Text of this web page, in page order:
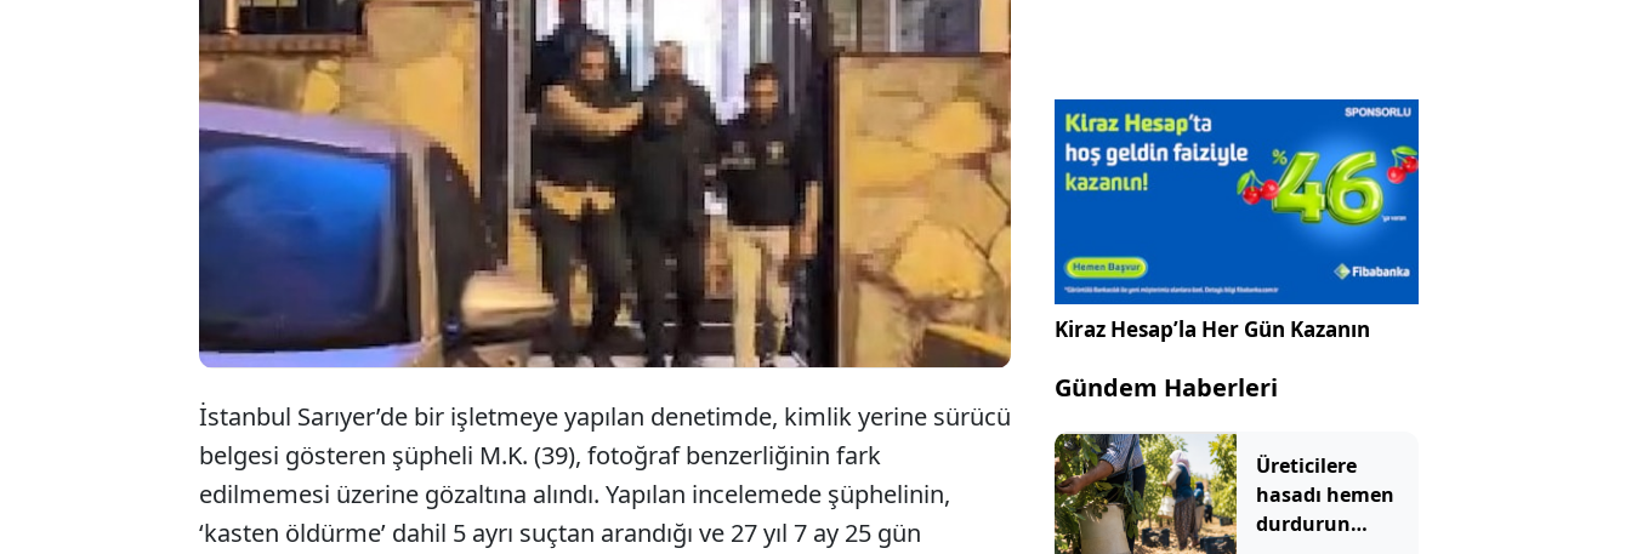
Sarıyer’de denetim sırasında sahte kimlik kullanan
şüphelinin, 2’si ‘kasten öldürme’ olmak üzere 5
suçtan arandığı ortaya çıktı.
İstanbul Sarıyer’de bir işletmeye yapılan denetimde, kimlik yerine sürücü
belgesi gösteren şüpheli M.K. (39), fotoğraf benzerliğinin fark
edilmemesi üzerine gözaltına alındı. Yapılan incelemede şüphelinin,
‘kasten öldürme’ dahil 5 ayrı suçtan arandığı ve 27 yıl 7 ay 25 gün
Kiraz Hesap’la Her Gün Kazanın
Gündem Haberleri
Üreticilere
hasadı hemen
durdurun